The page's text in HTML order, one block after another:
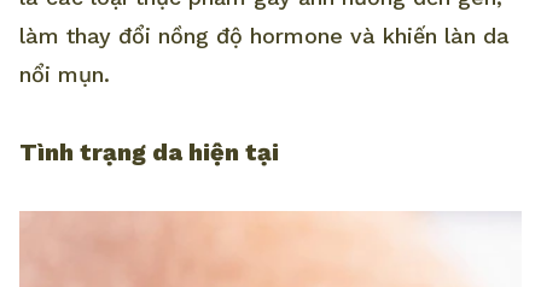
làm thay đổi nồng độ hormone và khiến làn da
nổi mụn.
Tình trạng da hiện tại